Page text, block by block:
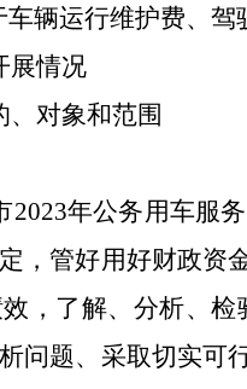
辆运行维护费、
展情况
、对象和范围
2023年公务用车服
，管好用好财政资
，了解、分析、
问题、采取切实可